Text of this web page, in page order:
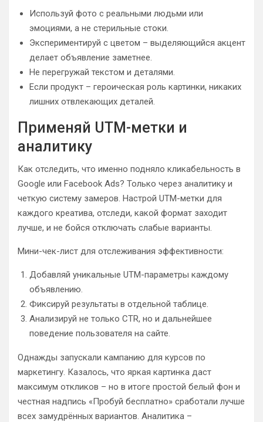
Используй фото с реальными людьми или
эмоциями, а не стерильные стоки.
Экспериментируй с цветом – выделяющийся акцент
делает объявление заметнее.
Не перегружай текстом и деталями.
Если продукт – героическая роль картинки, никаких
лишних отвлекающих деталей.
Применяй UTM-метки и
аналитику
Как отследить, что именно подняло кликабельность в
Google или Facebook Ads? Только через аналитику и
четкую систему замеров. Настрой UTM-метки для
каждого креатива, отследи, какой формат заходит
лучше, и не бойся отключать слабые варианты.
Мини-чек-лист для отслеживания эффективности:
Добавляй уникальные UTM-параметры каждому
объявлению.
Фиксируй результаты в отдельной таблице.
Анализируй не только CTR, но и дальнейшее
поведение пользователя на сайте.
Однажды запускали кампанию для курсов по
маркетингу. Казалось, что яркая картинка даст
максимум откликов – но в итоге простой белый фон и
честная надпись «Пробуй бесплатно» сработали лучше
всех замудрённых вариантов. Аналитика –